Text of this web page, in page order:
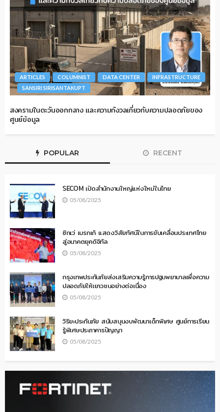
ARTICLES COLUMNIST DATA CENTER
INFRASTRUCTURE
SANSIRI SIRISANTAKUPT
สงครามในตะวันออกกลาง และความกังวลเกี่ยวกับความปลอดภัยของ
ศูนย์ข้อมูล
POPULAR RECENT
SECOM เปิดสำนักงานใหญ่แห่งใหม่ในไทย
05/08/2025
ซิกเว่ เบรกเก้ แสดงวิสัยทัศน์ในการขับเคลื่อนประเทศไทย
สู่อนาคตยุคดิจิทัล
05/08/2025
กรุงเทพประกันภัยส่งเสริมความรู้การปฐมพยาบาลเพื่อความ
ปลอดภัยให้เยาวชนอย่างต่อเนื่อง
05/08/2025
วิริยะประกันภัย สนับสนุนงบพัฒนาเด็กพิเศษ ศูนย์การเรียน
รู้พิเศษประภาคารปัญญา
05/08/2025